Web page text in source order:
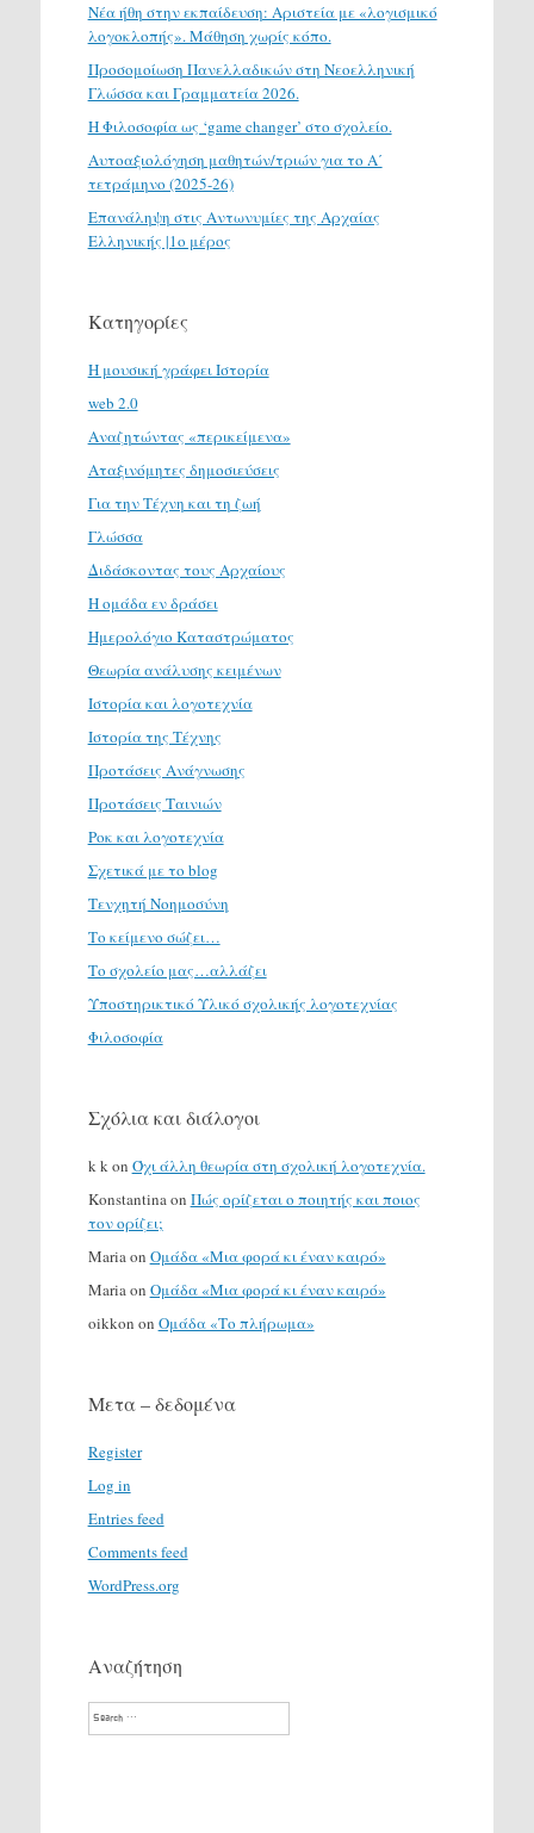
Νέα ήθη στην εκπαίδευση: Αριστεία με «λογισμικό
λογοκλοπής». Μάθηση χωρίς κόπο.
Προσομοίωση Πανελλαδικών στη Νεοελληνική
Γλώσσα και Γραμματεία 2026.
H Φιλοσοφία ως ‘game changer’ στο σχολείο.
Αυτοαξιολόγηση μαθητών/τριών για το Α΄
τετράμηνο (2025-26)
Επανάληψη στις Αντωνυμίες της Αρχαίας
Ελληνικής |1ο μέρος
Κατηγορίες
H μουσική γράφει Ιστορία
web 2.0
Αναζητώντας «περικείμενα»
Αταξινόμητες δημοσιεύσεις
Για την Τέχνη και τη ζωή
Γλώσσα
Διδάσκοντας τους Αρχαίους
Η ομάδα εν δράσει
Ημερολόγιο Καταστρώματος
Θεωρία ανάλυσης κειμένων
Ιστορία και λογοτεχνία
Ιστορία της Τέχνης
Προτάσεις Ανάγνωσης
Προτάσεις Ταινιών
Ροκ και λογοτεχνία
Σχετικά με το blog
Τενχητή Νοημοσύνη
Το κείμενο σώζει…
Το σχολείο μας…αλλάζει
Υποστηρικτικό Υλικό σχολικής λογοτεχνίας
Φιλοσοφία
Σχόλια και διάλογοι
k kon Όχι άλλη θεωρία στη σχολική λογοτεχνία.
Konstantinaon Πώς ορίζεται ο ποιητής και ποιος
τον ορίζει;
Mariaon Ομάδα «Μια φορά κι έναν καιρό»
Mariaon Ομάδα «Μια φορά κι έναν καιρό»
oikkon on Ομάδα «Το πλήρωμα»
Μετα – δεδομένα
Register
Log in
Entries feed
Comments feed
WordPress.org
Αναζήτηση
Search